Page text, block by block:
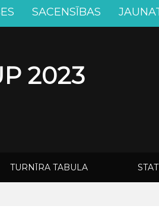
SACENSĪBAS
2023
TURNĪRA TABULA